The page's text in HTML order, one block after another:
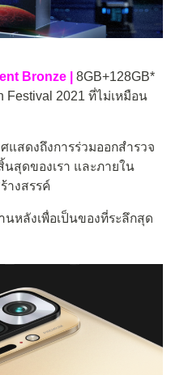
Bronze |
8GB+128GB*
Festival 2021 ที่ไม่เหมือน
สดงถึงการร่วมออกสำรวจ
สุดของเรา และภายใน
างสรรค์
นหลังเพื่อเป็นของที่ระลึกสุด